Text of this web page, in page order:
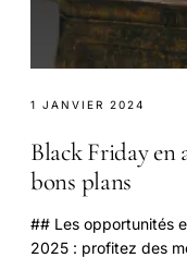
1 JANVIER 2024
Black Friday en
bons plans
## Les opportunités
2025 : profitez des